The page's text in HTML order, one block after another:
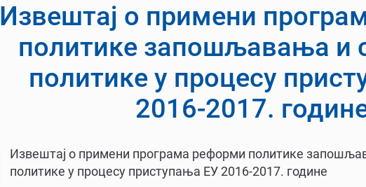
Извештај о примени
политике запошљавања и
политике у процесу
2016-2017.
Извештај о примени програма реформи политике
политике у процесу приступања ЕУ 2016-2017. године